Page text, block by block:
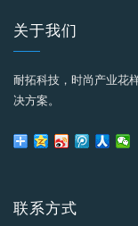
关于我们
耐拓科技，时尚产业花
决方案。
联系方式